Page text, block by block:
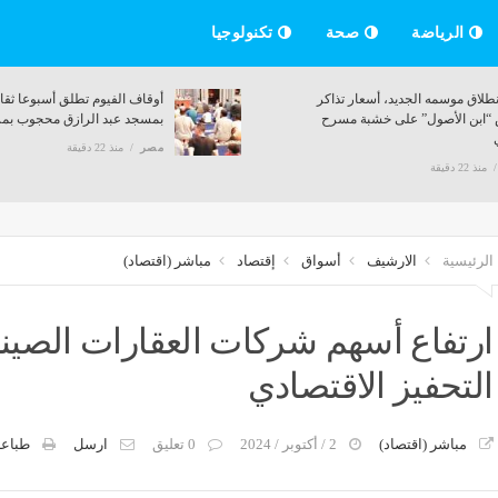
الرياضة صحة تكنولوجيا
قبل انطلاق موسمه الجديد، أسعار تذاكر
عرض “ابن الأصول” على خشبة مسرح
ضعيفة،
الرئيسية الارشيف أسواق إقتصاد مباشر (اقتصاد)
التحفيز الاقتصادي
مباشر (اقتصاد) 0 تعليق ارسل